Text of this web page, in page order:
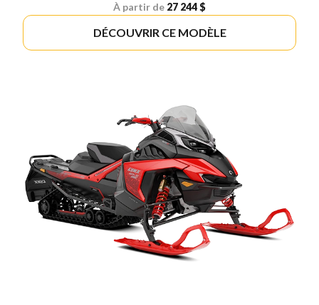
À partir de 27 244 $
DÉCOUVRIR CE MODÈLE